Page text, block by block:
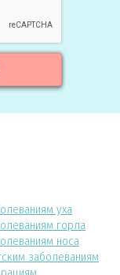
уха
горла
носа
заболеваниям